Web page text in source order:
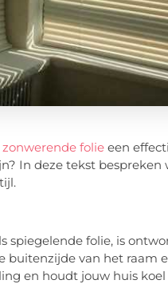
zonwerende folie een
In deze tekst bespreken
spiegelende folie, is
buitenzijde van het raam
en houdt jouw huis